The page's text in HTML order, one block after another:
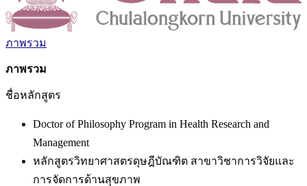
ภาพรวม
ภาพรวม
ชื่อหลักสูตร
Doctor of Philosophy Program in Health Research and
Management
หลักสูตรวิทยาศาสตรดุษฎีบัณฑิต สาขาวิชาการวิจัยและ
การจัดการด้านสุขภาพ